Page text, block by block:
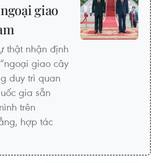
giao
thật nhận định
giao cây
duy trì quan
gia sẵn
trên
hợp tác